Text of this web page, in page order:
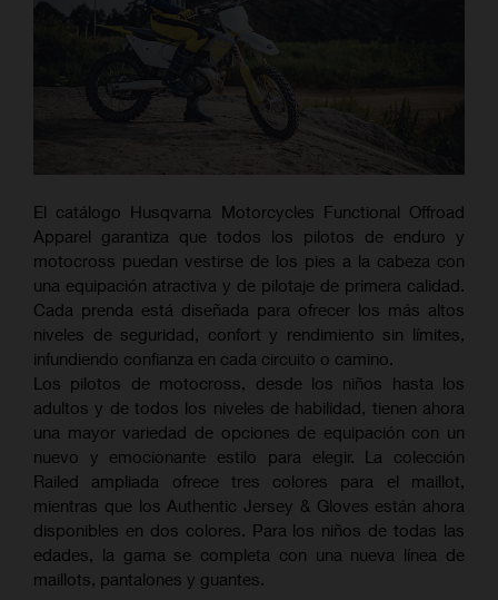
El catálogo Husqvarna Motorcycles Functional Offroad
Apparel garantiza que todos los pilotos de enduro y
motocross puedan vestirse de los pies a la cabeza con
una equipación atractiva y de pilotaje de primera calidad.
Cada prenda está diseñada para ofrecer los más altos
niveles de seguridad, confort y rendimiento sin límites,
infundiendo confianza en cada circuito o camino.
Los pilotos de motocross, desde los niños hasta los
adultos y de todos los niveles de habilidad, tienen ahora
una mayor variedad de opciones de equipación con un
nuevo y emocionante estilo para elegir. La colección
Railed ampliada ofrece tres colores para el maillot,
mientras que los Authentic Jersey & Gloves están ahora
disponibles en dos colores. Para los niños de todas las
edades, la gama se completa con una nueva línea de
maillots, pantalones y guantes.